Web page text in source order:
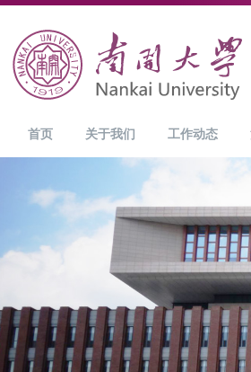
首页 关于我们 工作动态